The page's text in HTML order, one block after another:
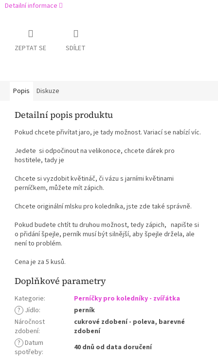
Detailní informace
ZEPTAT SE SDÍLET
Popis Diskuze
Detailní popis produktu
Pokud chcete přivítat jaro, je tady možnost. Variací se nabízí víc.
Jedete si odpočinout na velikonoce, chcete dárek pro
hostitele, tady je
Chcete si vyzdobit květináč, či vázu s jarními květinami
perníčkem, můžete mít zápich.
Chcete originální mlsku pro koledníka, jste zde také správně.
Pokud budete chtít tu druhou možnost, tedy zápich, napište si
o přidání špejle, perník musí být silnější, aby špejle držela, ale
není to problém.
Cena je za 5 kusů.
Doplňkové parametry
Kategorie:
Perníčky pro koledníky - zvířátka
? Jídlo:
perník
Náročnost
zdobení:
cukrové zdobení - poleva, barevné
zdobení
? Datum
spotřeby:
40 dnů od data doručení